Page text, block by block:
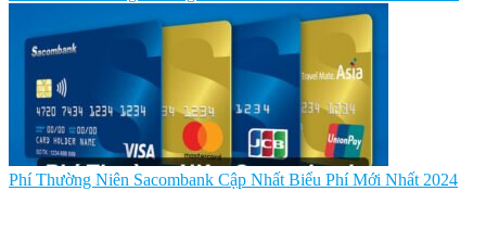
Phí Thường Niên Sacombank Cập Nhất Biểu Phí Mới Nhất 2024